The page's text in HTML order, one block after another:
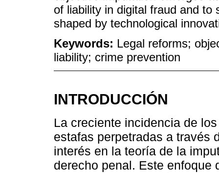
of liability in digital fraud and to
shaped by technological
Keywords: Legal reforms;
liability; crime prevention
INTRODUCCIÓN
La creciente incidencia de
estafas perpetradas a través
interés en la teoría de la
derecho penal. Este enfoque